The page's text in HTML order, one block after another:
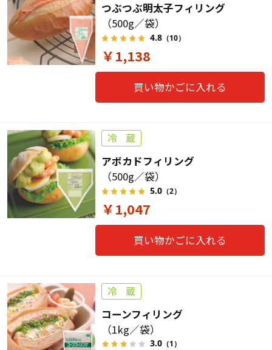
つぶつぶ明太子フィリング
（500g／袋）
4.8（10）
￥1,138
買い物かごに入れる
アボカドフィリング
（500g／袋）
5.0（2）
￥1,047
買い物かごに入れる
コーンフィリング
（1kg／袋）
3.0（1）